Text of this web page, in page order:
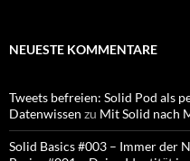
NEUESTE KOMMENTARE
Tweets befreien: Solid Pod als
Datenwissen zu Mit Solid nach
Solid Basics #003 – Immer der